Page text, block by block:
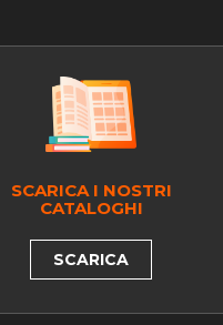
SCARICA I NOSTRI
CATALOGHI
SCARICA